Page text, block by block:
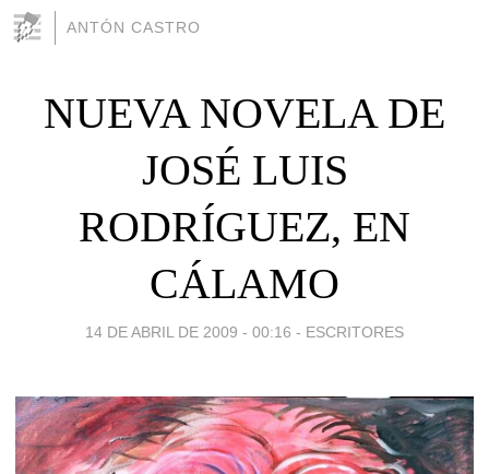
ANTÓN CASTRO
NUEVA NOVELA DE
JOSÉ LUIS
RODRÍGUEZ, EN
CÁLAMO
14 DE ABRIL DE 2009 - 00:16 - ESCRITORES